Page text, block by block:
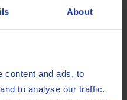
About
content and ads, to
to analyse our traffic.